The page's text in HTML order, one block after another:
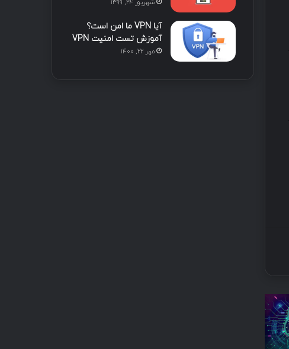
شهریور ۲۴, ۱۳۹۹
آیا VPN ما امن است؟
آموزش تست امنیت VPN
مهر ۲۲, ۱۴۰۰